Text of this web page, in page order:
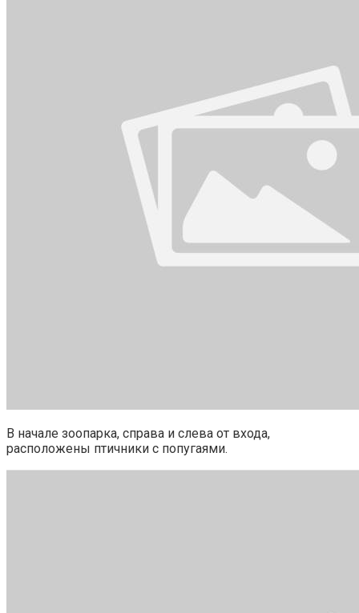
В начале зоопарка, справа и слева от входа,
расположены птичники с попугаями.